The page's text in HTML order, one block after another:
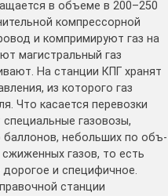
в объеме в 200–250
компрессорной
и компримируют газ на
магистральный газ
На станции КПГ хранят
из которого газ
Что касается перевозки
газовозы,
небольших по объ-
газов, то есть
дорогое и специфичное.
станции